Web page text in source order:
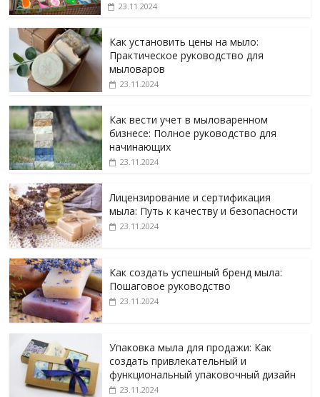
23.11.2024
Как установить цены на мыло:
Практическое руководство для
мыловаров
23.11.2024
Как вести учет в мыловаренном
бизнесе: Полное руководство для
начинающих
23.11.2024
Лицензирование и сертификация
мыла: Путь к качеству и безопасности
23.11.2024
Как создать успешный бренд мыла:
Пошаговое руководство
23.11.2024
Упаковка мыла для продажи: Как
создать привлекательный и
функциональный упаковочный дизайн
23.11.2024